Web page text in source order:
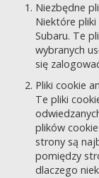
Niezbędne
Niektóre pliki
Subaru. Te
wybranych
się
Pliki cookie
Te pliki
plików
strony są
pomiędzy
dlaczego